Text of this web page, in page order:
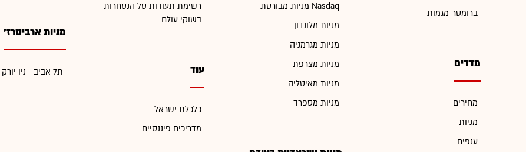
ברומטר-מגמות
מדדים
מחירים
מניות
ענפים
מניות מבורסת Nasdaq
מניות מלונדון
מניות מגרמניה
מניות מצרפת
מניות מאיטליה
מניות מספרד
רשימת תעודות סל הנסחרות
בשוקי עולם
עוד
כלכלת ישראל
מדריכים פיננסיים
מניות ארביטרז'
תל אביב - ניו יורק